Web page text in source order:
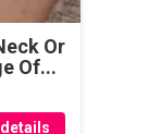
Or
Of...